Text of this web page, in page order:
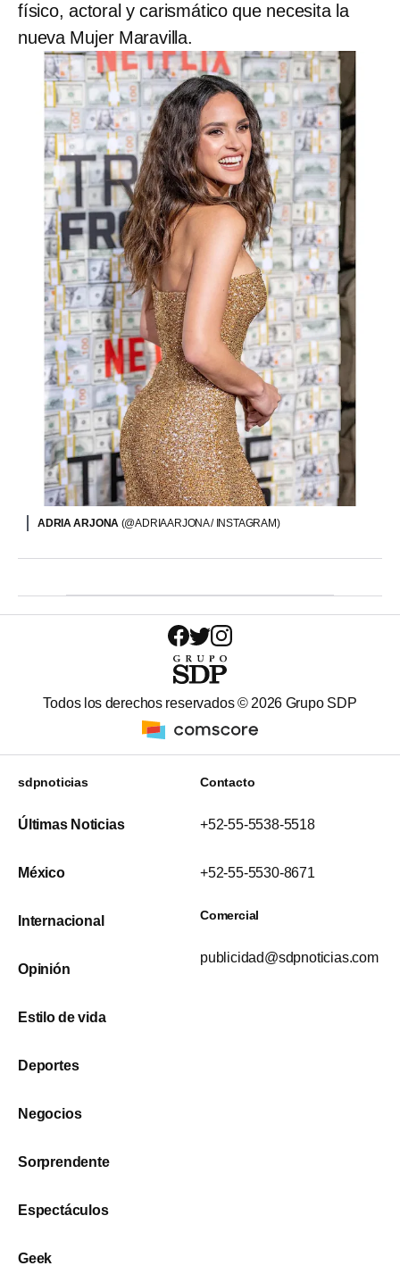
físico, actoral y carismático que necesita la
nueva Mujer Maravilla.
ADRIA ARJONA (@ADRIAARJONA / INSTAGRAM)
Todos los derechos reservados © 2026 Grupo SDP
sdpnoticias
Últimas Noticias
México
Internacional
Opinión
Estilo de vida
Deportes
Negocios
Sorprendente
Espectáculos
Geek
Contacto
+52-55-5538-5518
+52-55-5530-8671
Comercial
publicidad@sdpnoticias.com